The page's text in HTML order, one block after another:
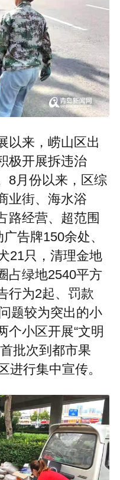
以来，崂山区出
极开展拆违治
8月份以来，区综
业街、海水浴
路经营、超范围
告牌150余处、
21只，清理金地
占绿地2540平方
行为2起、罚款
题较为突出的小
个小区开展“文明
批次到都市果
进行集中宣传。